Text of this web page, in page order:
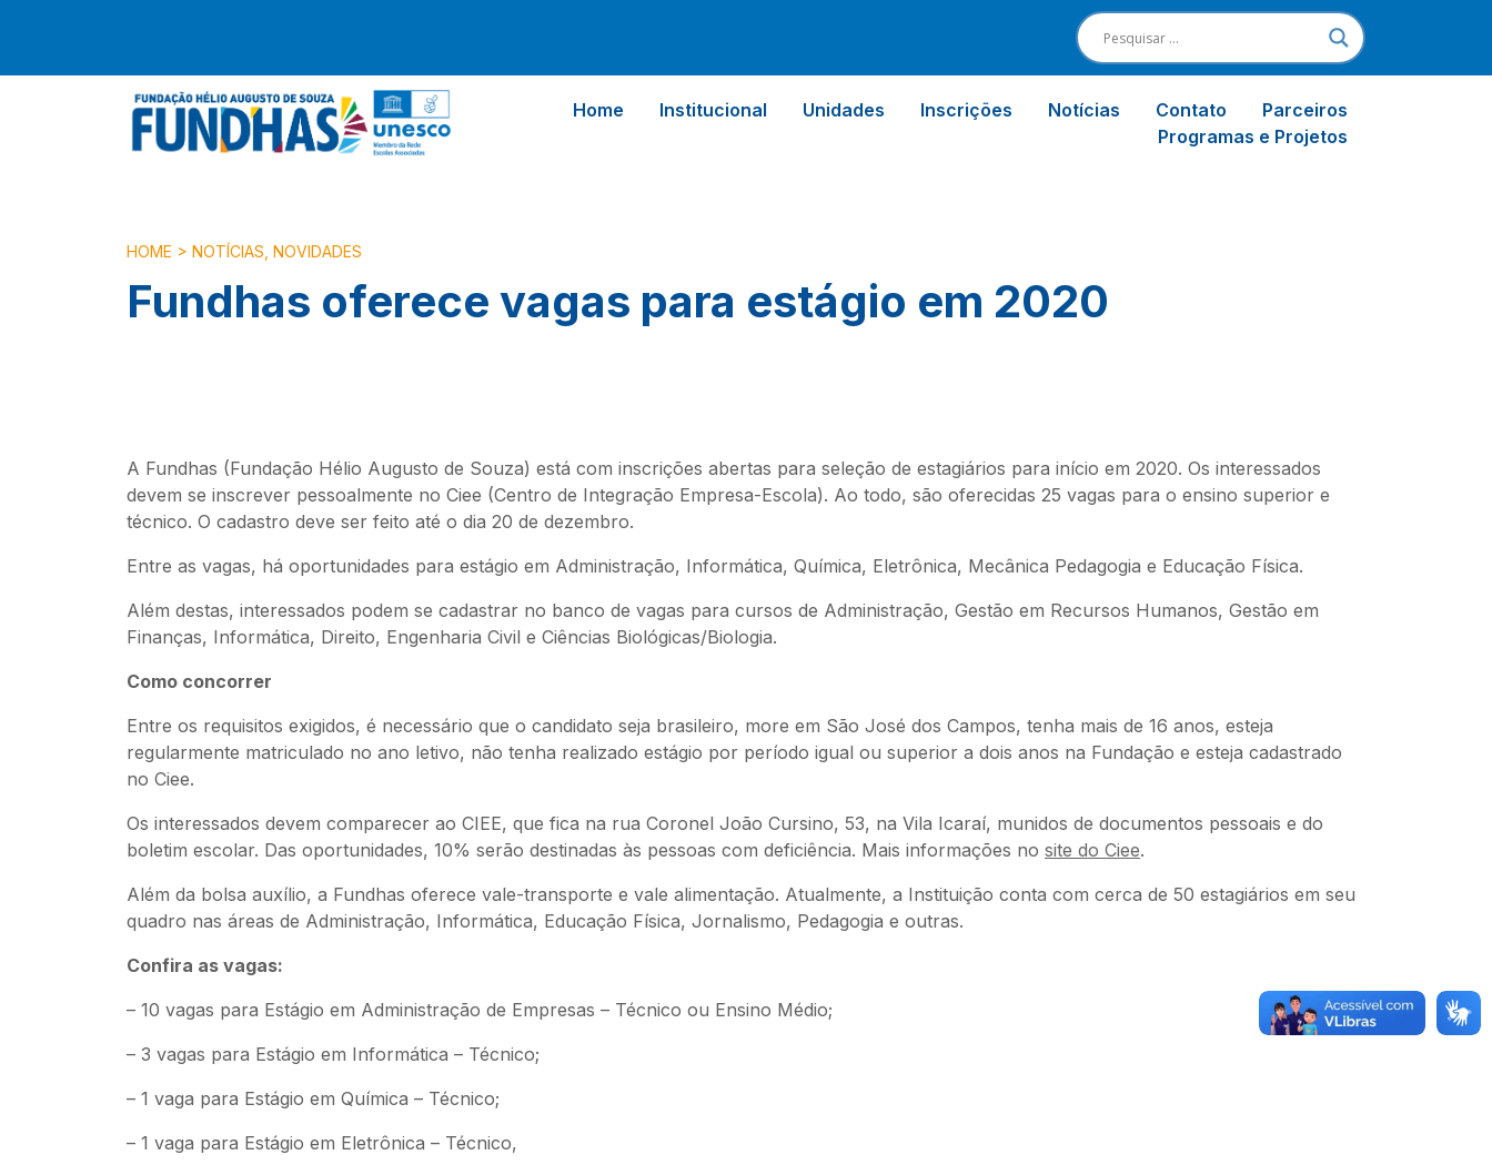
Home Institucional Unidades Inscrições Notícias Contato
Parceiros
Programas e Projetos
HOME > NOTÍCIAS NOVIDADES
Fundhas oferece vagas para estágio em 2020
A Fundhas (Fundação Hélio Augusto de Souza) está com inscrições abertas para seleção de estagiários para início em 2020. Os interessados
devem se inscrever pessoalmente no Ciee (Centro de Integração Empresa-Escola). Ao todo, são oferecidas 25 vagas para o ensino superior e
técnico. O cadastro deve ser feito até o dia 20 de dezembro.
Entre as vagas, há oportunidades para estágio em Administração, Informática, Química, Eletrônica, Mecânica Pedagogia e Educação Física.
Além destas, interessados podem se cadastrar no banco de vagas para cursos de Administração, Gestão em Recursos Humanos, Gestão em
Finanças, Informática, Direito, Engenharia Civil e Ciências Biológicas/Biologia.
Como concorrer
Entre os requisitos exigidos, é necessário que o candidato seja brasileiro, more em São José dos Campos, tenha mais de 16 anos, esteja
regularmente matriculado no ano letivo, não tenha realizado estágio por período igual ou superior a dois anos na Fundação e esteja cadastrado
no Ciee.
Os interessados devem comparecer ao CIEE, que fica na rua Coronel João Cursino, 53, na Vila Icaraí, munidos de documentos pessoais e do
boletim escolar. Das oportunidades, 10% serão destinadas às pessoas com deficiência. Mais informações no site do Ciee.
Além da bolsa auxílio, a Fundhas oferece vale-transporte e vale alimentação. Atualmente, a Instituição conta com cerca de 50 estagiários em seu
quadro nas áreas de Administração, Informática, Educação Física, Jornalismo, Pedagogia e outras.
Confira as vagas:
– 10 vagas para Estágio em Administração de Empresas – Técnico ou Ensino Médio;
– 3 vagas para Estágio em Informática – Técnico;
– 1 vaga para Estágio em Química – Técnico;
– 1 vaga para Estágio em Eletrônica – Técnico,